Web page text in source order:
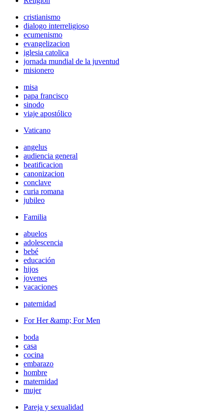
cristianismo
dialogo interreligioso
ecumenismo
evangelizacion
iglesia catolica
jornada mundial de la juventud
misionero
misa
papa francisco
sinodo
viaje apostólico
Vaticano
angelus
audiencia general
beatificacion
canonizacion
conclave
curia romana
jubileo
Familia
abuelos
adolescencia
bebé
educación
hijos
jovenes
vacaciones
paternidad
For Her &amp; For Men
boda
casa
cocina
embarazo
hombre
maternidad
mujer
Pareja y sexualidad